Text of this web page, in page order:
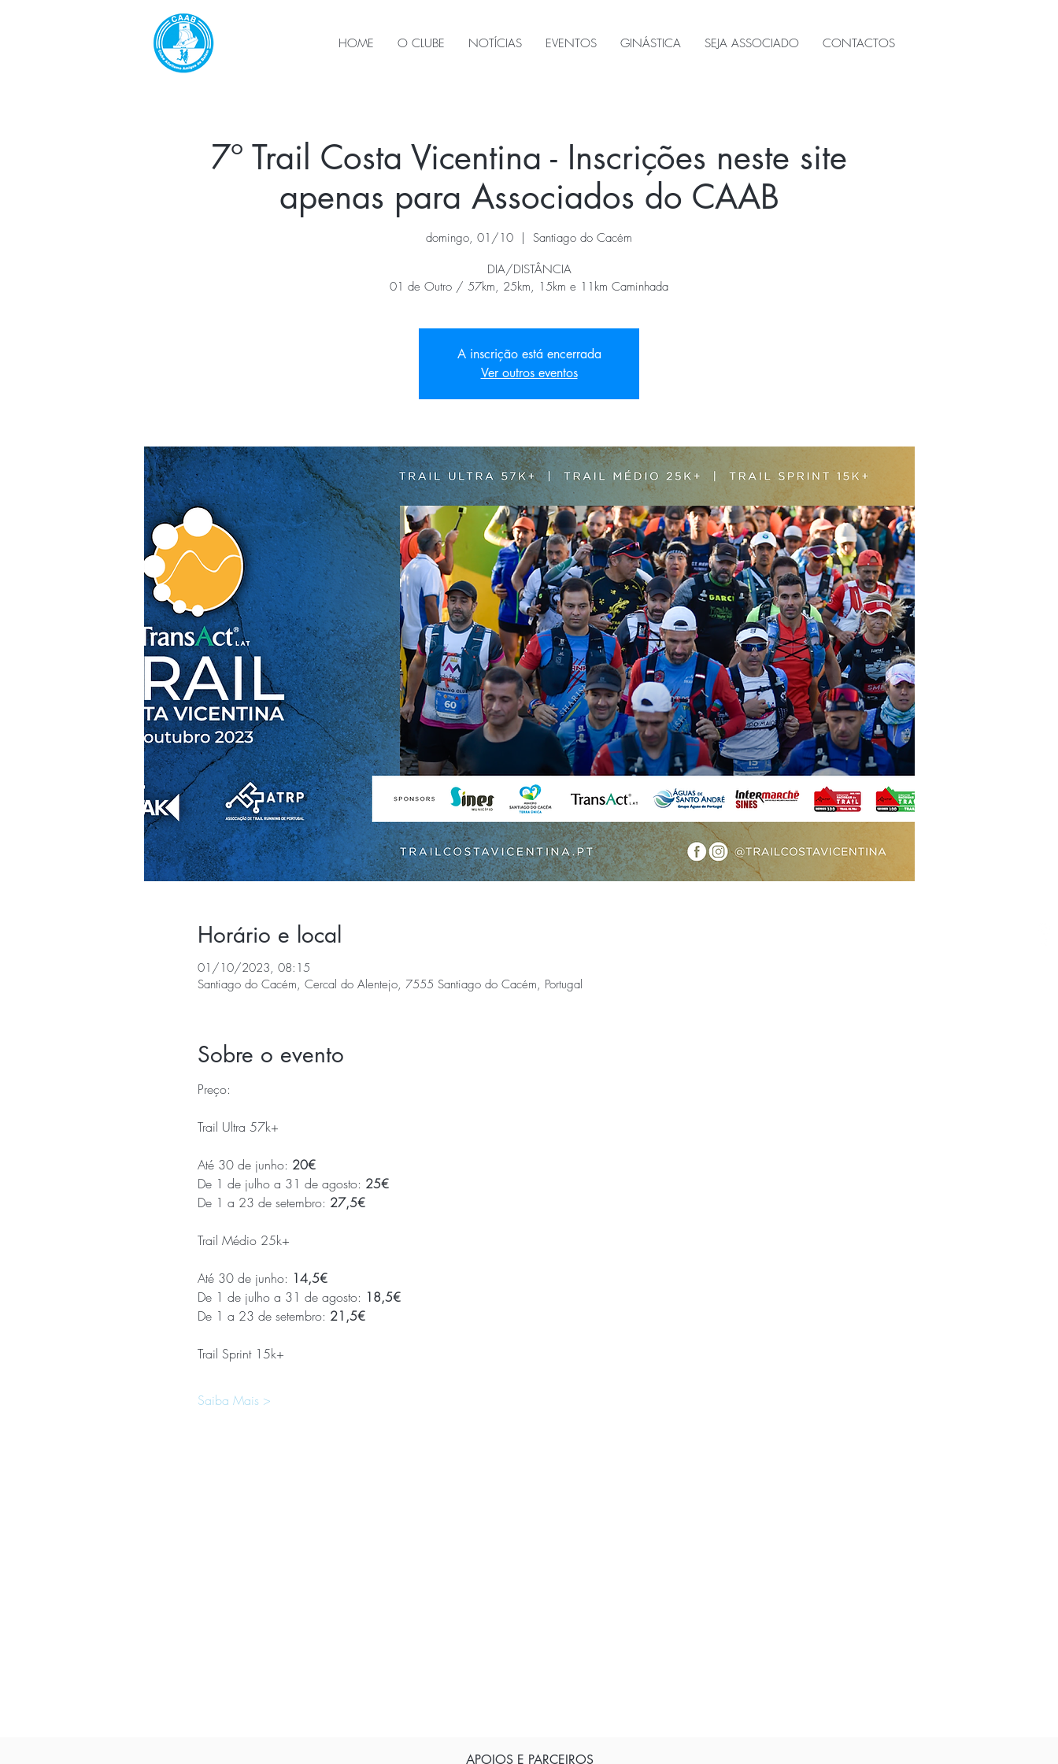
HOME O CLUBE NOTÍCIAS EVENTOS GINÁSTICA SEJA ASSOCIADO CONTACTOS
7º Trail Costa Vicentina - Inscrições neste site
apenas para Associados do CAAB
domingo, 01/10
  |
Santiago do Cacém
DIA/DISTÂNCIA
01 de Outro / 57km, 25km, 15km e 11km Caminhada
A inscrição está encerrada
Ver outros eventos
Horário e local
01/10/2023, 08:15
Santiago do Cacém, Cercal do Alentejo, 7555 Santiago do Cacém, Portugal
Sobre o evento
Preço:
Até 30 de junho: 20€
De 1 de julho a 31 de agosto: 25€
De 1 a 23 de setembro: 27,5€
Até 30 de junho: 14,5€
De 1 de julho a 31 de agosto: 18,5€
De 1 a 23 de setembro: 21,5€
Saiba Mais >
APOIOS E PARCEIROS